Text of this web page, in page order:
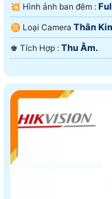
💥 Hình ảnh ban đêm :
♊ Loại Camera Thân
️♚ Tích Hợp : Thu Âm.